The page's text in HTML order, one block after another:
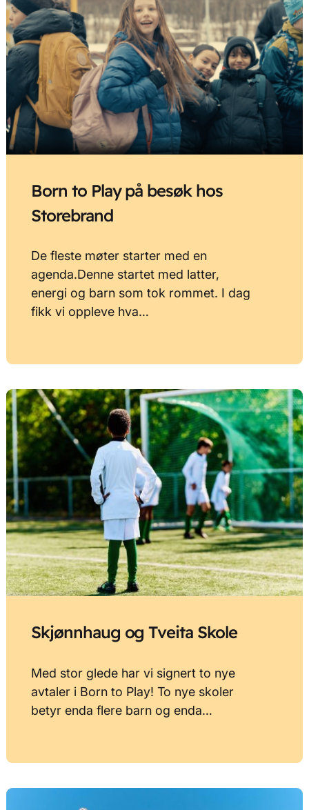
Born to Play på besøk hos
Storebrand
De fleste møter starter med en
agenda.Denne startet med latter,
energi og barn som tok rommet. I dag
fikk vi oppleve hva…
Skjønnhaug og Tveita Skole
Med stor glede har vi signert to nye
avtaler i Born to Play! To nye skoler
betyr enda flere barn og enda…